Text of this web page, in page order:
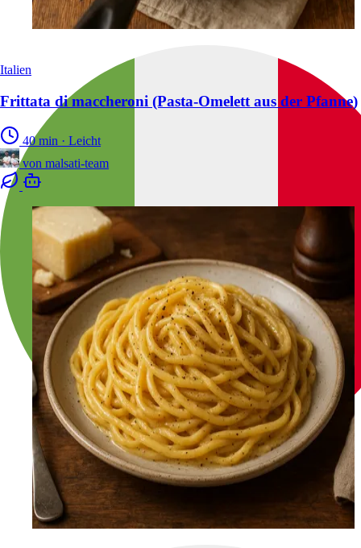
Italien
Frittata di maccheroni (Pasta-Omelett aus der Pfanne)
40 min · Leicht
von malsati-team